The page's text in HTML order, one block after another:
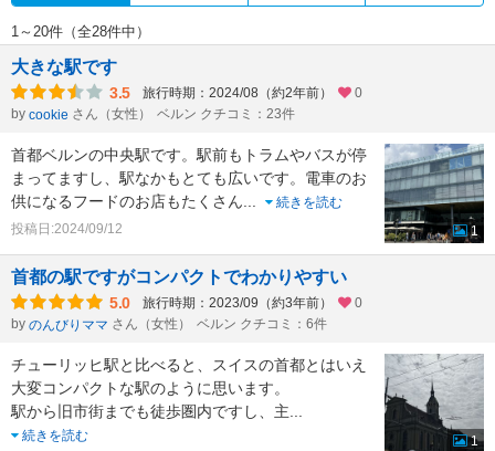
1～20件（全28件中）
大きな駅です
3.5 旅行時期：2024/08（約2年前）
0
by cookie さん（女性） ベルン クチコミ：23件
首都ベルンの中央駅です。駅前もトラムやバスが停
まってますし、駅なかもとても広いです。電車のお
供になるフードのお店もたくさん
続きを読む
投稿日:2024/09/12
1
首都の駅ですがコンパクトでわかりやすい
5.0 旅行時期：2023/09（約3年前）
0
by のんびりママ さん（女性） ベルン クチコミ：6件
チューリッヒ駅と比べると、スイスの首都とはいえ
大変コンパクトな駅のように思います。
駅から旧市街までも徒歩圏内ですし、主
続きを読む
1